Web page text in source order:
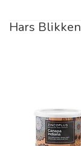
Hars Blikken